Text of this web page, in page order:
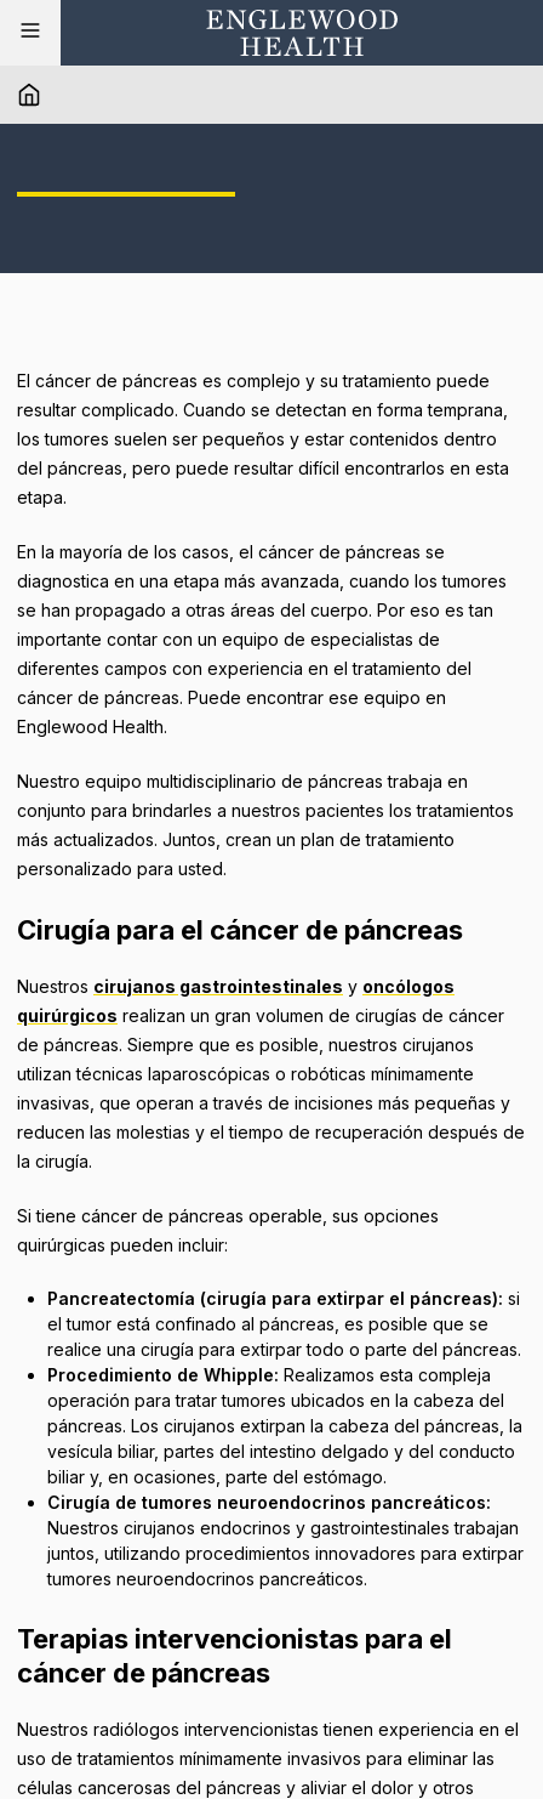
El cáncer de páncreas es complejo y su tratamiento puede
resultar complicado. Cuando se detectan en forma temprana,
los tumores suelen ser pequeños y estar contenidos dentro
del páncreas, pero puede resultar difícil encontrarlos en esta
etapa.
En la mayoría de los casos, el cáncer de páncreas se
diagnostica en una etapa más avanzada, cuando los tumores
se han propagado a otras áreas del cuerpo. Por eso es tan
importante contar con un equipo de especialistas de
diferentes campos con experiencia en el tratamiento del
cáncer de páncreas. Puede encontrar ese equipo en
Englewood Health.
Nuestro equipo multidisciplinario de páncreas trabaja en
conjunto para brindarles a nuestros pacientes los tratamientos
más actualizados. Juntos, crean un plan de tratamiento
personalizado para usted.
Cirugía para el cáncer de páncreas
Nuestros cirujanos gastrointestinales y oncólogos
quirúrgicos realizan un gran volumen de cirugías de cáncer
de páncreas. Siempre que es posible, nuestros cirujanos
utilizan técnicas laparoscópicas o robóticas mínimamente
invasivas, que operan a través de incisiones más pequeñas y
reducen las molestias y el tiempo de recuperación después de
la cirugía.
Si tiene cáncer de páncreas operable, sus opciones
quirúrgicas pueden incluir:
Pancreatectomía (cirugía para extirpar el páncreas): si
el tumor está confinado al páncreas, es posible que se
realice una cirugía para extirpar todo o parte del páncreas.
Procedimiento de Whipple: Realizamos esta compleja
operación para tratar tumores ubicados en la cabeza del
páncreas. Los cirujanos extirpan la cabeza del páncreas, la
vesícula biliar, partes del intestino delgado y del conducto
biliar y, en ocasiones, parte del estómago.
Cirugía de tumores neuroendocrinos pancreáticos:
Nuestros cirujanos endocrinos y gastrointestinales trabajan
juntos, utilizando procedimientos innovadores para extirpar
tumores neuroendocrinos pancreáticos.
Terapias intervencionistas para el
cáncer de páncreas
Nuestros radiólogos intervencionistas tienen experiencia en el
uso de tratamientos mínimamente invasivos para eliminar las
células cancerosas del páncreas y aliviar el dolor y otros